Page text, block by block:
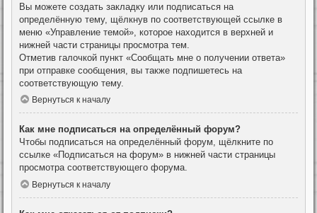
Вы можете создать закладку или подписаться на
определённую тему, щёлкнув по соответствующей ссылке в
меню «Управление темой», которое находится в верхней и
нижней части страницы просмотра тем.
Отметив галочкой пункт «Сообщать мне о получении ответа»
при отправке сообщения, вы также подпишетесь на
соответствующую тему.
Вернуться к началу
Как мне подписаться на определённый форум?
Чтобы подписаться на определённый форум, щёлкните по
ссылке «Подписаться на форум» в нижней части страницы
просмотра соответствующего форума.
Вернуться к началу